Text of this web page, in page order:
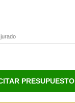
PRESUPUESTO